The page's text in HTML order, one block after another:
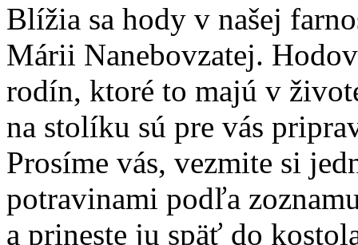
Blížia sa hody v našej
Márii Nanebovzatej.
rodín, ktoré to majú v
na stolíku sú pre vás
Prosíme vás, vezmite si
potravinami podľa
a prineste ju späť do